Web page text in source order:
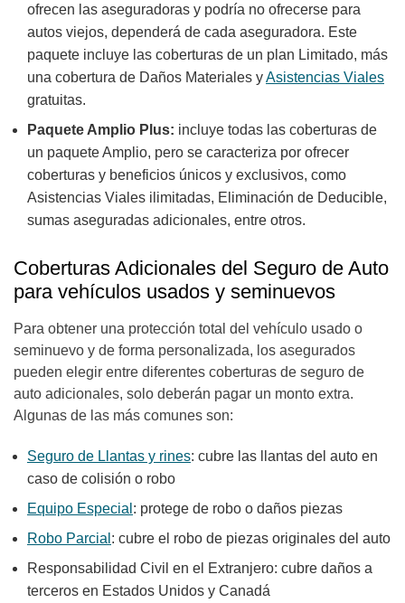
ofrecen las aseguradoras y podría no ofrecerse para
autos viejos, dependerá de cada aseguradora. Este
paquete incluye las coberturas de un plan Limitado, más
una cobertura de Daños Materiales yAsistencias Viales
gratuitas.
Paquete Amplio Plus: incluye todas las coberturas de
un paquete Amplio, pero se caracteriza por ofrecer
coberturas y beneficios únicos y exclusivos, como
Asistencias Viales ilimitadas, Eliminación de Deducible,
sumas aseguradas adicionales, entre otros.
Coberturas Adicionales del Seguro de Auto
para vehículos usados y seminuevos
Para obtener una protección total del vehículo usado o
seminuevo y de forma personalizada, los asegurados
pueden elegir entre diferentes coberturas de seguro de
auto adicionales, solo deberán pagar un monto extra.
Algunas de las más comunes son:
Seguro de Llantas y rines: cubre las llantas del auto en
caso de colisión o robo
Equipo Especial : protege de robo o daños piezas
Robo Parcial : cubre el robo de piezas originales del auto
Responsabilidad Civil en el Extranjero: cubre daños a
terceros en Estados Unidos y Canadá